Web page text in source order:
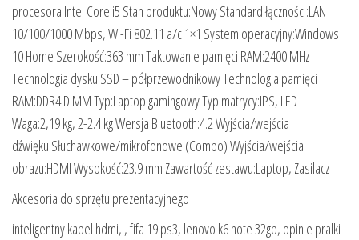
procesora:Intel Core i5 Stan produktu:Nowy Standard łączności:LAN
10/100/1000 Mbps, Wi-Fi 802.11 a/c 1×1 System operacyjny:Windows
10 Home Szerokość:363 mm Taktowanie pamięci RAM:2400 MHz
Technologia dysku:SSD – półprzewodnikowy Technologia pamięci
RAM:DDR4 DIMM Typ:Laptop gamingowy Typ matrycy:IPS, LED
Waga:2,19 kg, 2-2.4 kg Wersja Bluetooth:4.2 Wyjścia/wejścia
dźwięku:Słuchawkowe/mikrofonowe (Combo) Wyjścia/wejścia
obrazu:HDMI Wysokość:23.9 mm Zawartość zestawu:Laptop, Zasilacz
Akcesoria do sprzętu prezentacyjnego
inteligentny kabel hdmi, , fifa 19 ps3, lenovo k6 note 32gb, opinie pralki